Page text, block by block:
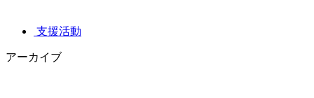
支援活動
アーカイブ